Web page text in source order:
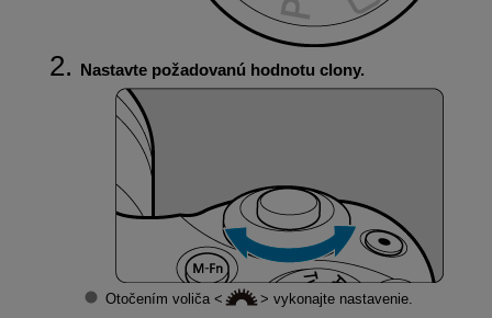
Nastavte požadovanú hodnotu clony.
Otočením voliča vykonajte nastavenie.